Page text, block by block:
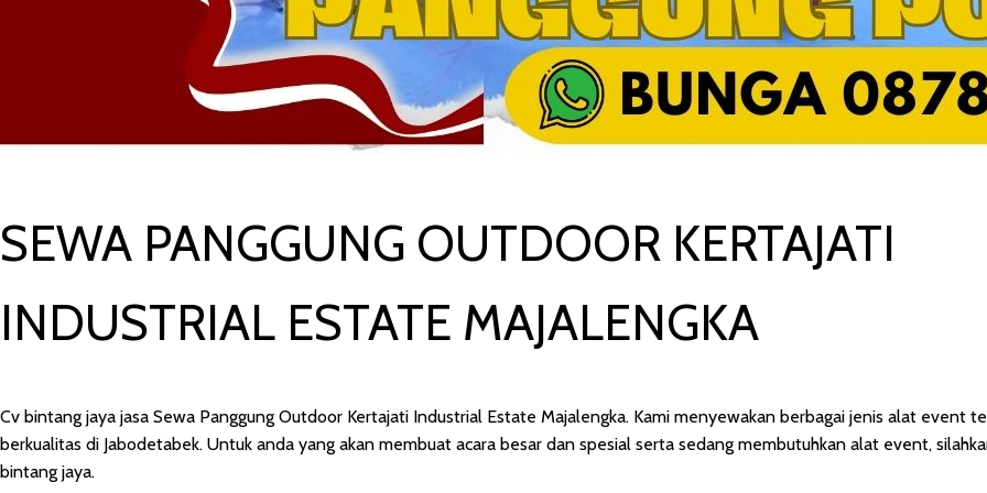
SEWA PANGGUNG OUTDOOR KERTAJATI
INDUSTRIAL ESTATE MAJALENGKA
Cv bintang jaya jasa Sewa Panggung Outdoor Kertajati Industrial Estate Majalengka. Kami menyewakan berbagai jenis alat event
berkualitas di Jabodetabek. Untuk anda yang akan membuat acara besar dan spesial serta sedang membutuhkan alat event,
bintang jaya.